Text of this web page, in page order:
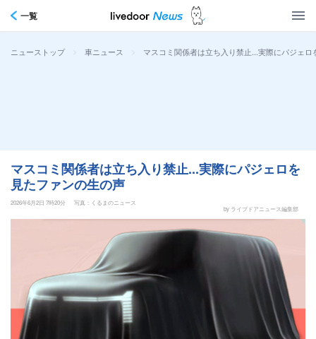
一覧
ニューストップ > 車ニュース > マスコミ関係者は立ち入り禁止...実際にパジェロ
マスコミ関係者は立ち入り禁止...実際にパジェロを
見たファンの生の声
2026年6月2日 7時20分
写真：くるまのニュース
by ライブドアニュース編集部